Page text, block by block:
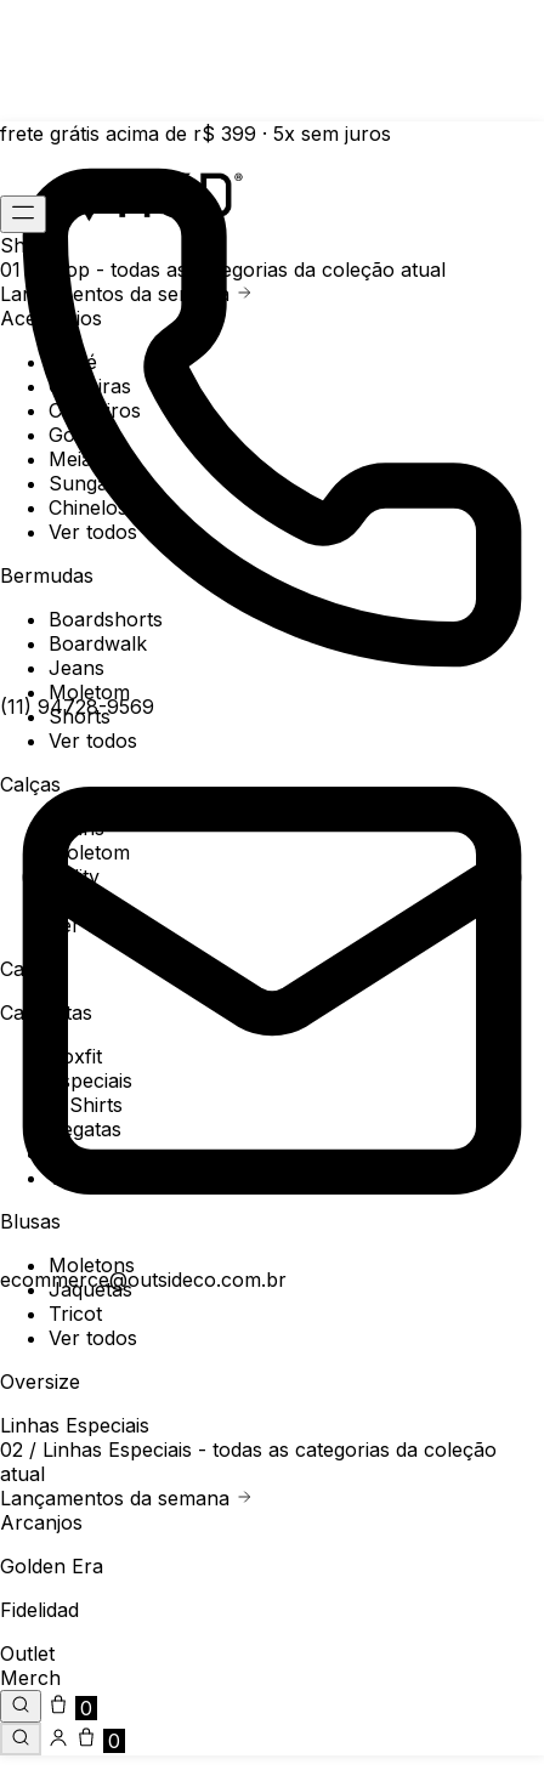
frete grátis acima de r$ 399 · 5x sem juros
(11) 94728-9569
ecommerce@outsideco.com.br
Shop
01 /
Shop - todas as categorias da coleção atual
Lançamentos da semana
Acessórios
Boné
Carteiras
Chaveiros
Gorros
Meias
Sunga
Chinelos
Ver todos
Bermudas
Boardshorts
Boardwalk
Jeans
Moletom
Shorts
Ver todos
Calças
Jeans
Moletom
Utility
Ver todos
Camisa
Camisetas
Boxfit
Especiais
T-Shirts
Regatas
Polo
Ver todos
Blusas
Moletons
Jaquetas
Tricot
Ver todos
Oversize
Linhas Especiais
02 / Linhas Especiais - todas as categorias da coleção
atual
Lançamentos da semana
Arcanjos
Golden Era
Fidelidad
Outlet
Merch
0
0